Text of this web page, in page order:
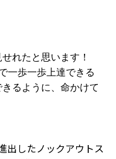
れたと思います！
一歩一歩上達できる
るように、命かけて
出したノックアウトス